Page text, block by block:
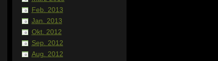
Feb. 2013
Jan. 2013
Okt. 2012
Sep. 2012
Aug. 2012